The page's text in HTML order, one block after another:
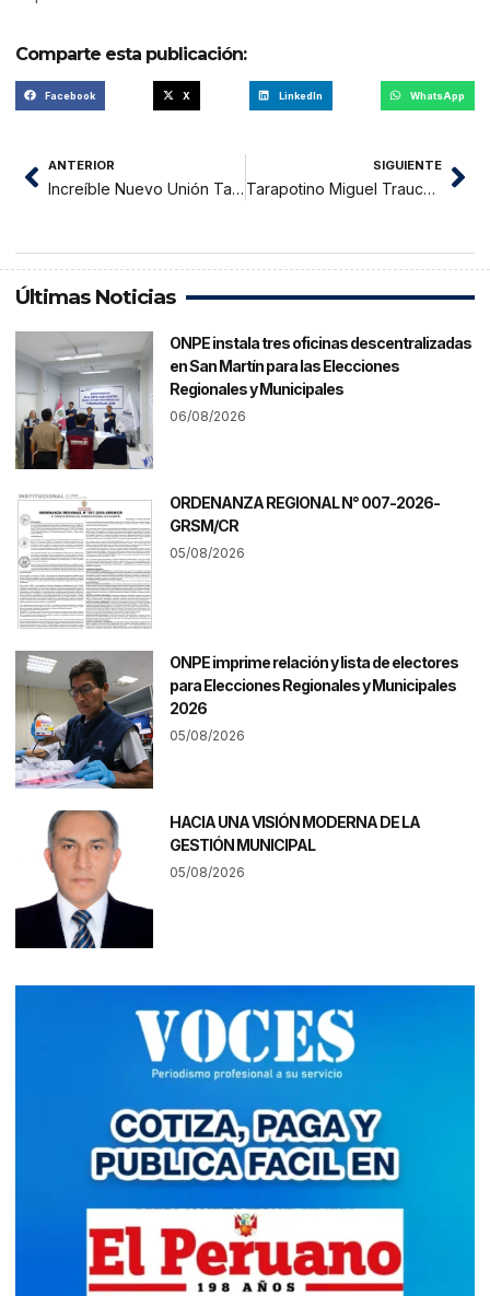
Comparte esta publicación:
Facebook X LinkedIn WhatsApp
ANTERIOR
Increíble Nuevo Unión Tarapoto se deja eliminar por Cacatachi
SIGUIENTE
Tarapotino Miguel Trauco dio el empate al último minuto a Flamengo contra Fluminense
Últimas Noticias
ONPE instala tres oficinas descentralizadas
en San Martín para las Elecciones
Regionales y Municipales
06/08/2026
ORDENANZA REGIONAL N° 007-2026-
GRSM/CR
05/08/2026
ONPE imprime relación y lista de electores
para Elecciones Regionales y Municipales
2026
05/08/2026
HACIA UNA VISIÓN MODERNA DE LA
GESTIÓN MUNICIPAL
05/08/2026